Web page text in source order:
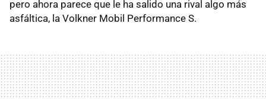
pero ahora parece que le ha salido una rival algo más
asfáltica, la Volkner Mobil Performance S.